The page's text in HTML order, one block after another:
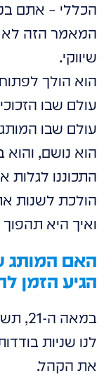
הכללי – אתם
המאמר הזה לא
שיווקי.
הוא הולך
עולם שבו
עולם שבו
הוא נושם, והוא
התכוננו לגלות
הולכת לשנות
ואיך היא
האם המותג
הגיע הזמן
לנו שניות
את הקהל.